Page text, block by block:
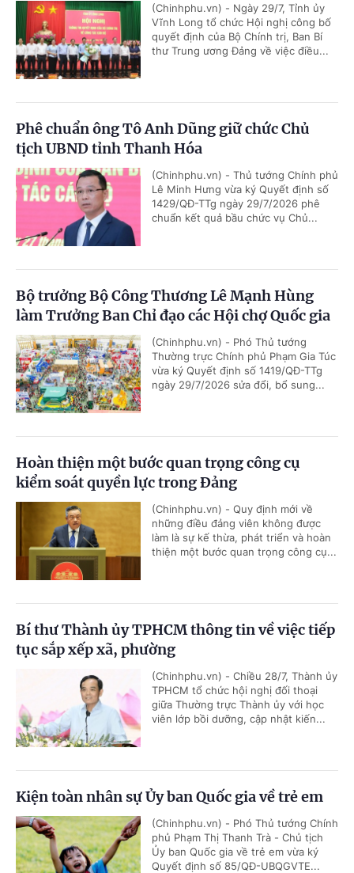
(Chinhphu.vn) - Ngày 29/7, Tỉnh ủy
Vĩnh Long tổ chức Hội nghị công bố
quyết định của Bộ Chính trị, Ban Bí
thư Trung ương Đảng về việc điều...
Phê chuẩn ông Tô Anh Dũng giữ chức Chủ
tịch UBND tỉnh Thanh Hóa
(Chinhphu.vn) - Thủ tướng Chính phủ
Lê Minh Hưng vừa ký Quyết định số
1429/QĐ-TTg ngày 29/7/2026 phê
chuẩn kết quả bầu chức vụ Chủ...
Bộ trưởng Bộ Công Thương Lê Mạnh Hùng
làm Trưởng Ban Chỉ đạo các Hội chợ Quốc gia
(Chinhphu.vn) - Phó Thủ tướng
Thường trực Chính phủ Phạm Gia Túc
vừa ký Quyết định số 1419/QĐ-TTg
ngày 29/7/2026 sửa đổi, bổ sung...
Hoàn thiện một bước quan trọng công cụ
kiểm soát quyền lực trong Đảng
(Chinhphu.vn) - Quy định mới về
những điều đảng viên không được
làm là sự kế thừa, phát triển và hoàn
thiện một bước quan trọng công cụ...
Bí thư Thành ủy TPHCM thông tin về việc tiếp
tục sắp xếp xã, phường
(Chinhphu.vn) - Chiều 28/7, Thành ủy
TPHCM tổ chức hội nghị đối thoại
giữa Thường trực Thành ủy với học
viên lớp bồi dưỡng, cập nhật kiến...
Kiện toàn nhân sự Ủy ban Quốc gia về trẻ em
(Chinhphu.vn) - Phó Thủ tướng Chính
phủ Phạm Thị Thanh Trà - Chủ tịch
Ủy ban Quốc gia về trẻ em vừa ký
Quyết định số 85/QĐ-UBQGVTE...